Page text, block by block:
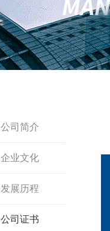
公司简介
企业文化
发展历程
公司证书